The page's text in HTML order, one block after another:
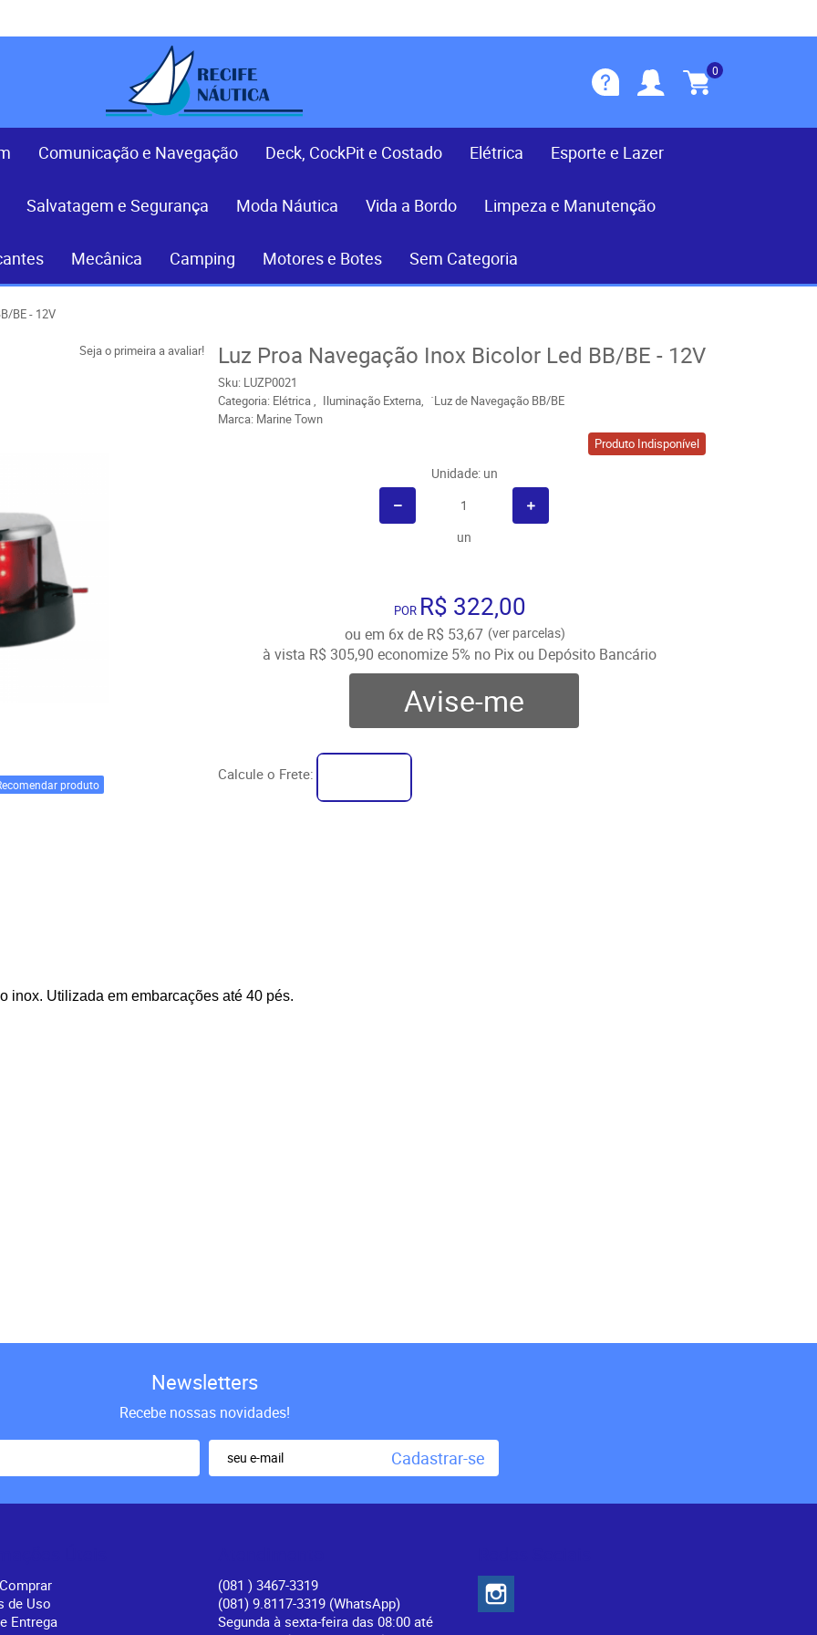
0
Comunicação e Navegação Deck, CockPit e Costado Elétrica Esporte e Lazer
Salvatagem e Segurança Moda Náutica Vida a Bordo Limpeza e Manutenção
Mecânica Camping Motores e Botes Sem Categoria
BE - 12V
Seja o primeira a avaliar! Luz Proa Navegação Inox Bicolor Led BB/BE - 12V
Sku: LUZP0021
Categoria: Elétrica Iluminação Externa
´Luz de Navegação BB/BE
Marca: Marine Town
Produto Indisponível
Unidade: un
un
POR R$ 322,00
ou em 6xde R$ 53,67 (ver parcelas)
à vista R$ 305,90 economize 5% no Pix ou Depósito Bancário
Avise-me
Calcule o Frete:
produto
inox. Utilizada em embarcações até 40 pés.
Newsletters
Recebe nossas novidades!
Cadastrar-se
de Uso
Entrega
(081 ) 3467-3319
(081) 9.8117-3319 (WhatsApp)
Segunda à sexta-feira das 08:00 até